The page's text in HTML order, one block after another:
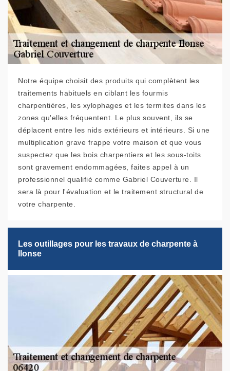
Notre équipe choisit des produits qui complètent les
traitements habituels en ciblant les fourmis
charpentières, les xylophages et les termites dans les
zones qu'elles fréquentent. Le plus souvent, ils se
déplacent entre les nids extérieurs et intérieurs. Si une
multiplication grave frappe votre maison et que vous
suspectez que les bois charpentiers et les sous-toits
sont gravement endommagées, faites appel à un
professionnel qualifié comme Gabriel Couverture. Il
sera là pour l'évaluation et le traitement structural de
votre charpente.
Les outillages pour les travaux de charpente à
Ilonse